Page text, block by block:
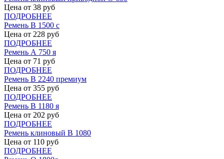
Цена от 38 руб
ПОДРОБНЕЕ
Ремень В 1500 с
Цена от 228 руб
ПОДРОБНЕЕ
Ремень А 750 я
Цена от 71 руб
ПОДРОБНЕЕ
Ремень В 2240 премиум
Цена от 355 руб
ПОДРОБНЕЕ
Ремень В 1180 я
Цена от 202 руб
ПОДРОБНЕЕ
Ремень клиновый В 1080
Цена от 110 руб
ПОДРОБНЕЕ